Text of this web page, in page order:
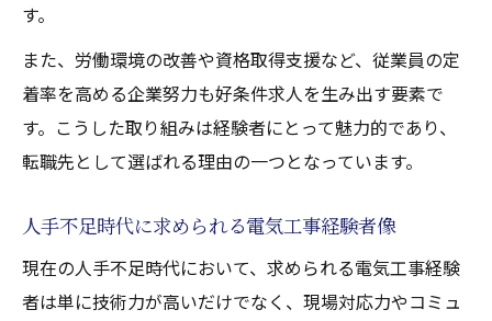
す。
また、労働環境の改善や資格取得支援など、従業員の定
着率を高める企業努力も好条件求人を生み出す要素で
す。こうした取り組みは経験者にとって魅力的であり、
転職先として選ばれる理由の一つとなっています。
人手不足時代に求められる電気工事経験者像
現在の人手不足時代において、求められる電気工事経験
者は単に技術力が高いだけでなく、現場対応力やコミュ